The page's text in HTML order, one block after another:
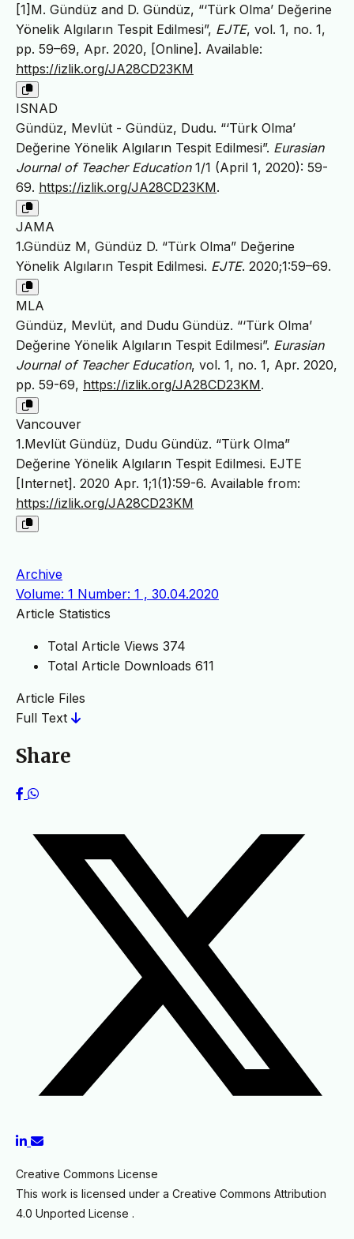
[1]M. Gündüz and D. Gündüz, “‘Türk Olma’ Değerine
Yönelik Algıların Tespit Edilmesi”, EJTE, vol. 1, no. 1,
pp. 59–69, Apr. 2020, [Online]. Available:
https://izlik.org/JA28CD23KM
ISNAD
Gündüz, Mevlüt - Gündüz, Dudu. “‘Türk Olma’
Değerine Yönelik Algıların Tespit Edilmesi”. Eurasian
Journal of Teacher Education1/1 (April 1, 2020): 59-
69. https://izlik.org/JA28CD23KM.
JAMA
1.Gündüz M, Gündüz D. “Türk Olma” Değerine
Yönelik Algıların Tespit Edilmesi. EJTE. 2020;1:59–69.
MLA
Gündüz, Mevlüt, and Dudu Gündüz. “‘Türk Olma’
Değerine Yönelik Algıların Tespit Edilmesi”. Eurasian
Journal of Teacher Education, vol. 1, no. 1, Apr. 2020,
pp. 59-69, https://izlik.org/JA28CD23KM.
Vancouver
1.Mevlüt Gündüz, Dudu Gündüz. “Türk Olma”
Değerine Yönelik Algıların Tespit Edilmesi. EJTE
[Internet]. 2020 Apr. 1;1(1):59-6. Available from:
https://izlik.org/JA28CD23KM
Archive
Volume: 1 Number: 1 , 30.04.2020
Article Statistics
Total Article Views 374
Total Article Downloads 611
Article Files
Full Text
Share
Creative Commons License
This work is licensed under a Creative Commons Attribution
4.0 Unported License .